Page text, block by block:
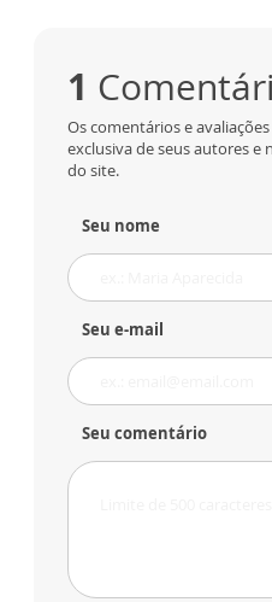
1
Os comentários e
exclusiva de seus autores e
do site.
Seu nome
Seu e-mail
Seu comentário